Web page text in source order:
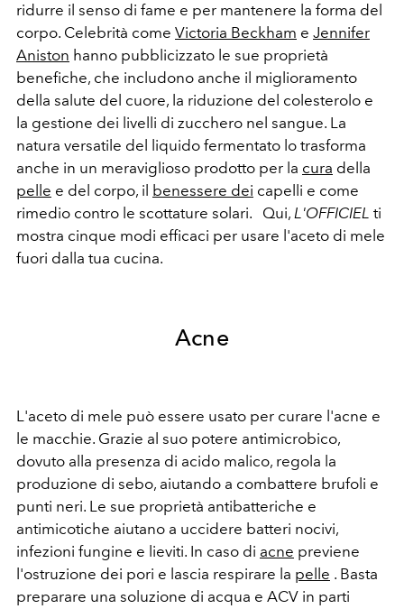
ridurre il senso di fame e per mantenere la forma del
corpo. Celebrità come Victoria Beckham e Jennifer
Aniston hanno pubblicizzato le sue proprietà
benefiche, che includono anche il miglioramento
della salute del cuore, la riduzione del colesterolo e
la gestione dei livelli di zucchero nel sangue. La
natura versatile del liquido fermentato lo trasforma
anche in un meraviglioso prodotto per la cura della
pelle e del corpo, il benessere dei capelli e come
rimedio contro le scottature solari.
Qui, L'OFFICIEL ti
mostra cinque modi efficaci per usare l'aceto di mele
fuori dalla tua cucina.
Acne
L'aceto di mele può essere usato per curare l'acne e
le macchie. Grazie al suo potere antimicrobico,
dovuto alla presenza di acido malico, regola la
produzione di sebo, aiutando a combattere brufoli e
punti neri. Le sue proprietà antibatteriche e
antimicotiche aiutano a uccidere batteri nocivi,
infezioni fungine e lieviti. In caso di acne previene
l'ostruzione dei pori e lascia respirare la pelle . Basta
preparare una soluzione di acqua e ACV in parti